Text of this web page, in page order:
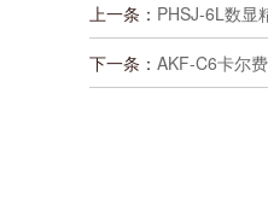
上一条： PHSJ-6L数显
下一条： AKF-C6卡尔